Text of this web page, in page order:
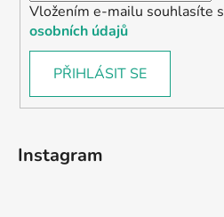
Vložením e-mailu souhlasíte s
osobních údajů
PŘIHLÁSIT SE
Instagram